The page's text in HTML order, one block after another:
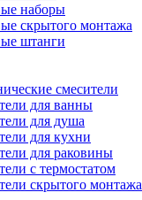
наборы
скрытого монтажа
штанги
смесители
для ванны
для душа
для кухни
для раковины
с термостатом
скрытого монтажа